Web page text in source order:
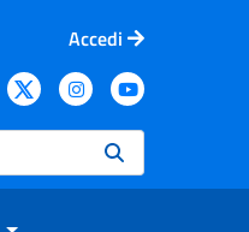
Accedi